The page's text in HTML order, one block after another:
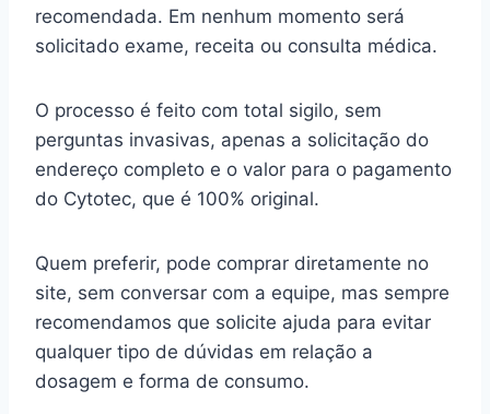
recomendada. Em nenhum momento será
solicitado exame, receita ou consulta médica.
O processo é feito com total sigilo, sem
perguntas invasivas, apenas a solicitação do
endereço completo e o valor para o pagamento
do Cytotec, que é 100% original.
Quem preferir, pode comprar diretamente no
site, sem conversar com a equipe, mas sempre
recomendamos que solicite ajuda para evitar
qualquer tipo de dúvidas em relação a
dosagem e forma de consumo.